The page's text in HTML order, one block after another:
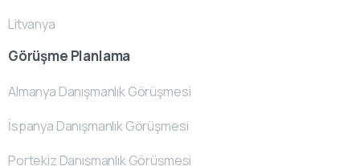
Litvanya
Görüşme Planlama
Almanya Danışmanlık Görüşmesi
İspanya Danışmanlık Görüşmesi
Portekiz Danışmanlık Görüşmesi